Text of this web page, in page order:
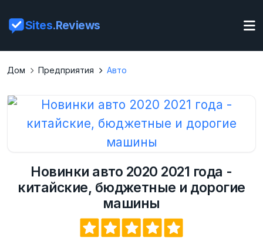
Sites.Reviews
Дом Предприятия Авто
Новинки авто 2020 2021 года -
китайские, бюджетные и дорогие
машины